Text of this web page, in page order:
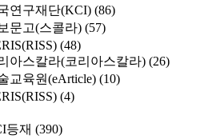
연구재단(KCI) (86)
문고(스콜라) (57)
(48)
아스칼라(코리아스칼라) (26)
교육원(eArticle) (10)
(4)
등재 (390)